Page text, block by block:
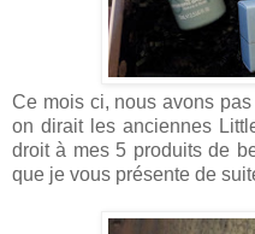
Ce mois ci, nous avons
on dirait les anciennes
droit à mes 5 produits de
que je vous présente de